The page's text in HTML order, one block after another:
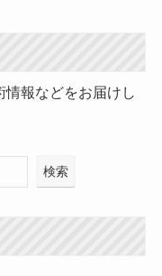
報などをお届けし
検索